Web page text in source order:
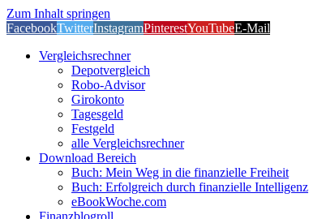
Zum Inhalt springen
FacebookTwitterInstagramPinterestYouTubeE-Mail
Vergleichsrechner
Depotvergleich
Robo-Advisor
Girokonto
Tagesgeld
Festgeld
alle Vergleichsrechner
Download Bereich
Buch: Mein Weg in die finanzielle Freiheit
Buch: Erfolgreich durch finanzielle Intelligenz
eBookWoche.com
Finanzblogroll